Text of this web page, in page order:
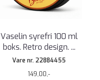
Vaselin syrefri 100 ml
boks. Retro design. ...
Vare nr. 22884455
149,00,-